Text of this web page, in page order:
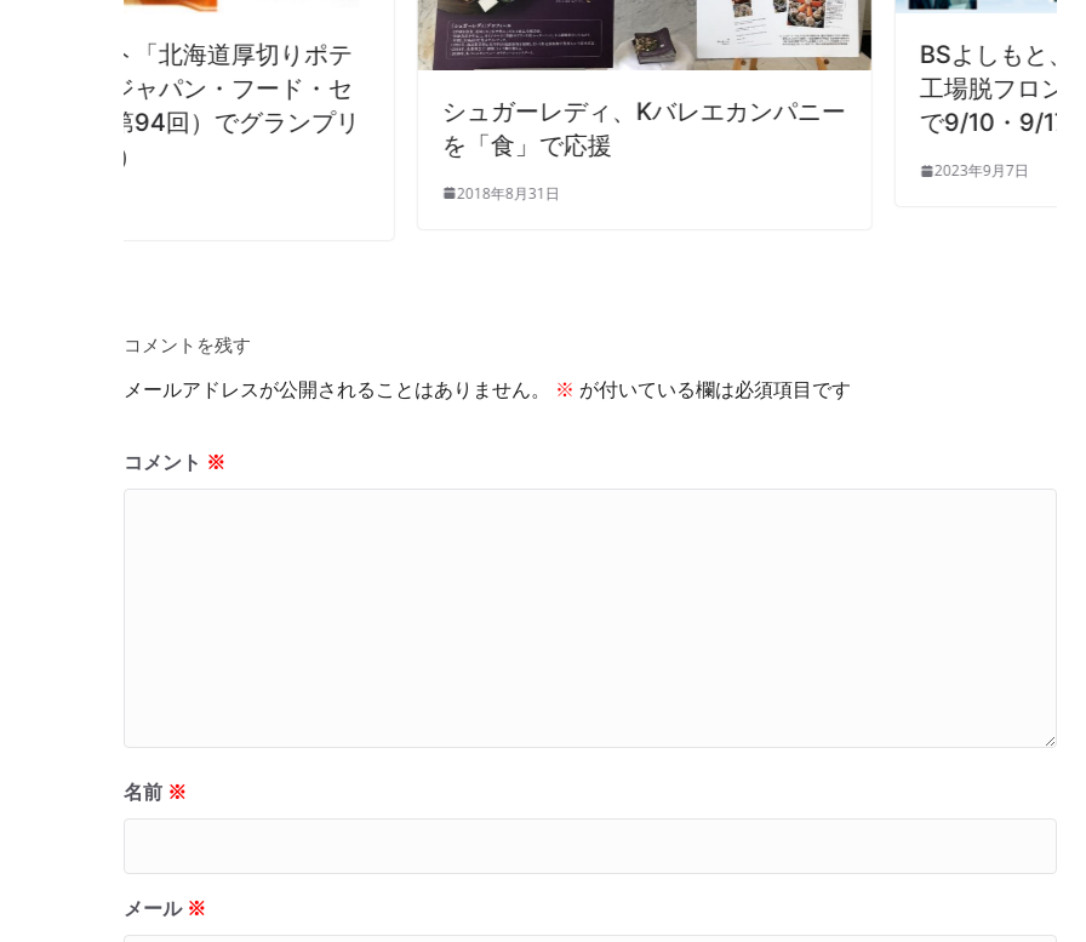
シュガーレディ、Kバレエカンパニー
を「食」で応援
BSよしもと、味の素冷凍食品の国内
工場脱フロン化挑戦をドラマ仕立て
で9/10・9/17放送
コメントを残す
メールアドレスが公開されることはありません。 ※ が付いている欄は必須項目です
コメント ※
名前 ※
メール ※